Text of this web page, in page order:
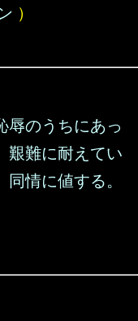
）
辱のうちにあっ
艱難に耐えてい
情に値する。